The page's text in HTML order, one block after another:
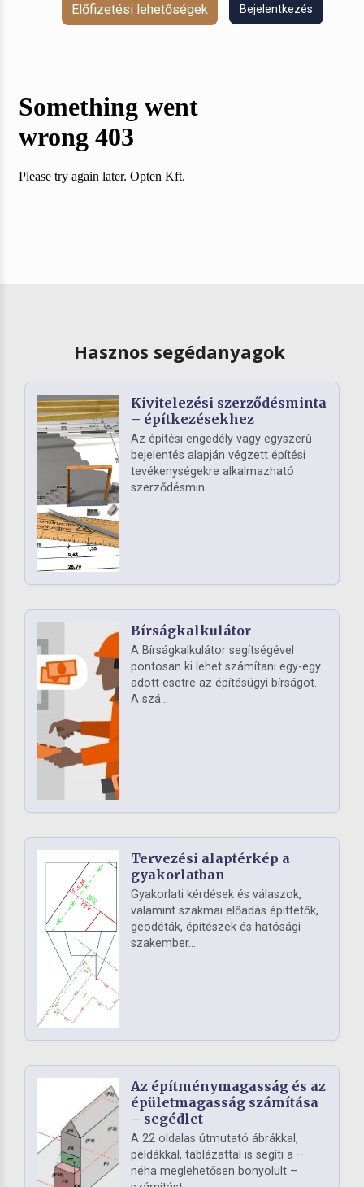
Előfizetési lehetőségek Bejelentkezés
Hasznos segédanyagok
Kivitelezési szerződésminta
– építkezésekhez
Az építési engedély vagy egyszerű
bejelentés alapján végzett építési
tevékenységekre alkalmazható
szerződésmin...
Bírságkalkulátor
A Bírságkalkulátor segítségével
pontosan ki lehet számítani egy-egy
adott esetre az építésügyi bírságot.
A szá...
Tervezési alaptérkép a
gyakorlatban
Gyakorlati kérdések és válaszok,
valamint szakmai előadás építtetők,
geodéták, építészek és hatósági
szakember...
Az építménymagasság és az
épületmagasság számítása
– segédlet
A 22 oldalas útmutató ábrákkal,
példákkal, táblázattal is segíti a –
néha meglehetősen bonyolult –